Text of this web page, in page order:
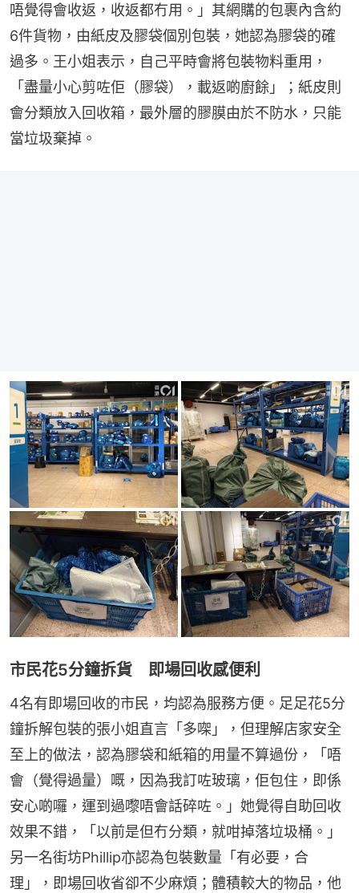
唔覺得會收返，收返都冇用。」其網購的包裹內含約
6件貨物，由紙皮及膠袋個別包裝，她認為膠袋的確
過多。王小姐表示，自己平時會將包裝物料重用，
「盡量小心剪咗佢（膠袋），載返啲廚餘」；紙皮則
會分類放入回收箱，最外層的膠膜由於不防水，只能
當垃圾棄掉。
市民花5分鐘拆貨 即場回收感便利
4名有即場回收的市民，均認為服務方便。足足花5分
鐘拆解包裝的張小姐直言「多㗎」，但理解店家安全
至上的做法，認為膠袋和紙箱的用量不算過份，「唔
會（覺得過量）嘅，因為我訂咗玻璃，佢包住，即係
安心啲囉，運到過嚟唔會話碎咗。」她覺得自助回收
效果不錯，「以前是但冇分類，就咁掉落垃圾桶。」
另一名街坊Phillip亦認為包裝數量「有必要，合
理」，即場回收省卻不少麻煩；體積較大的物品，他